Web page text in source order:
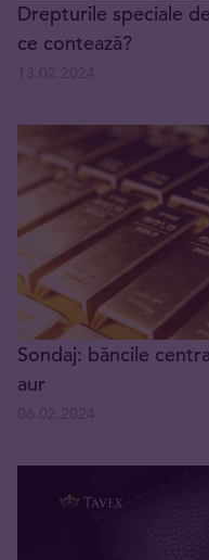
Drepturile speciale
ce contează?
Sondaj: băncile
aur